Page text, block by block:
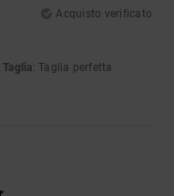
Acquisto verificato
Taglia: Taglia perfetta